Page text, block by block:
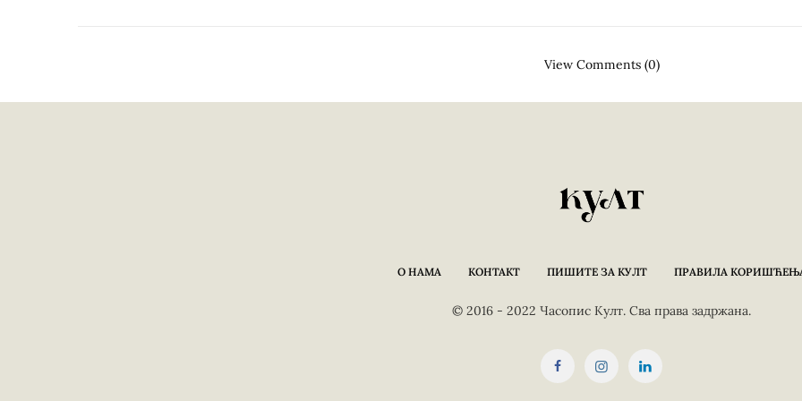
View Comments (0)
О НАМА КОНТАКТ ПИШИТЕ ЗА КУЛТ ПРАВИЛА
© 2016 - 2022 Часопис Култ. Сва права задржана.